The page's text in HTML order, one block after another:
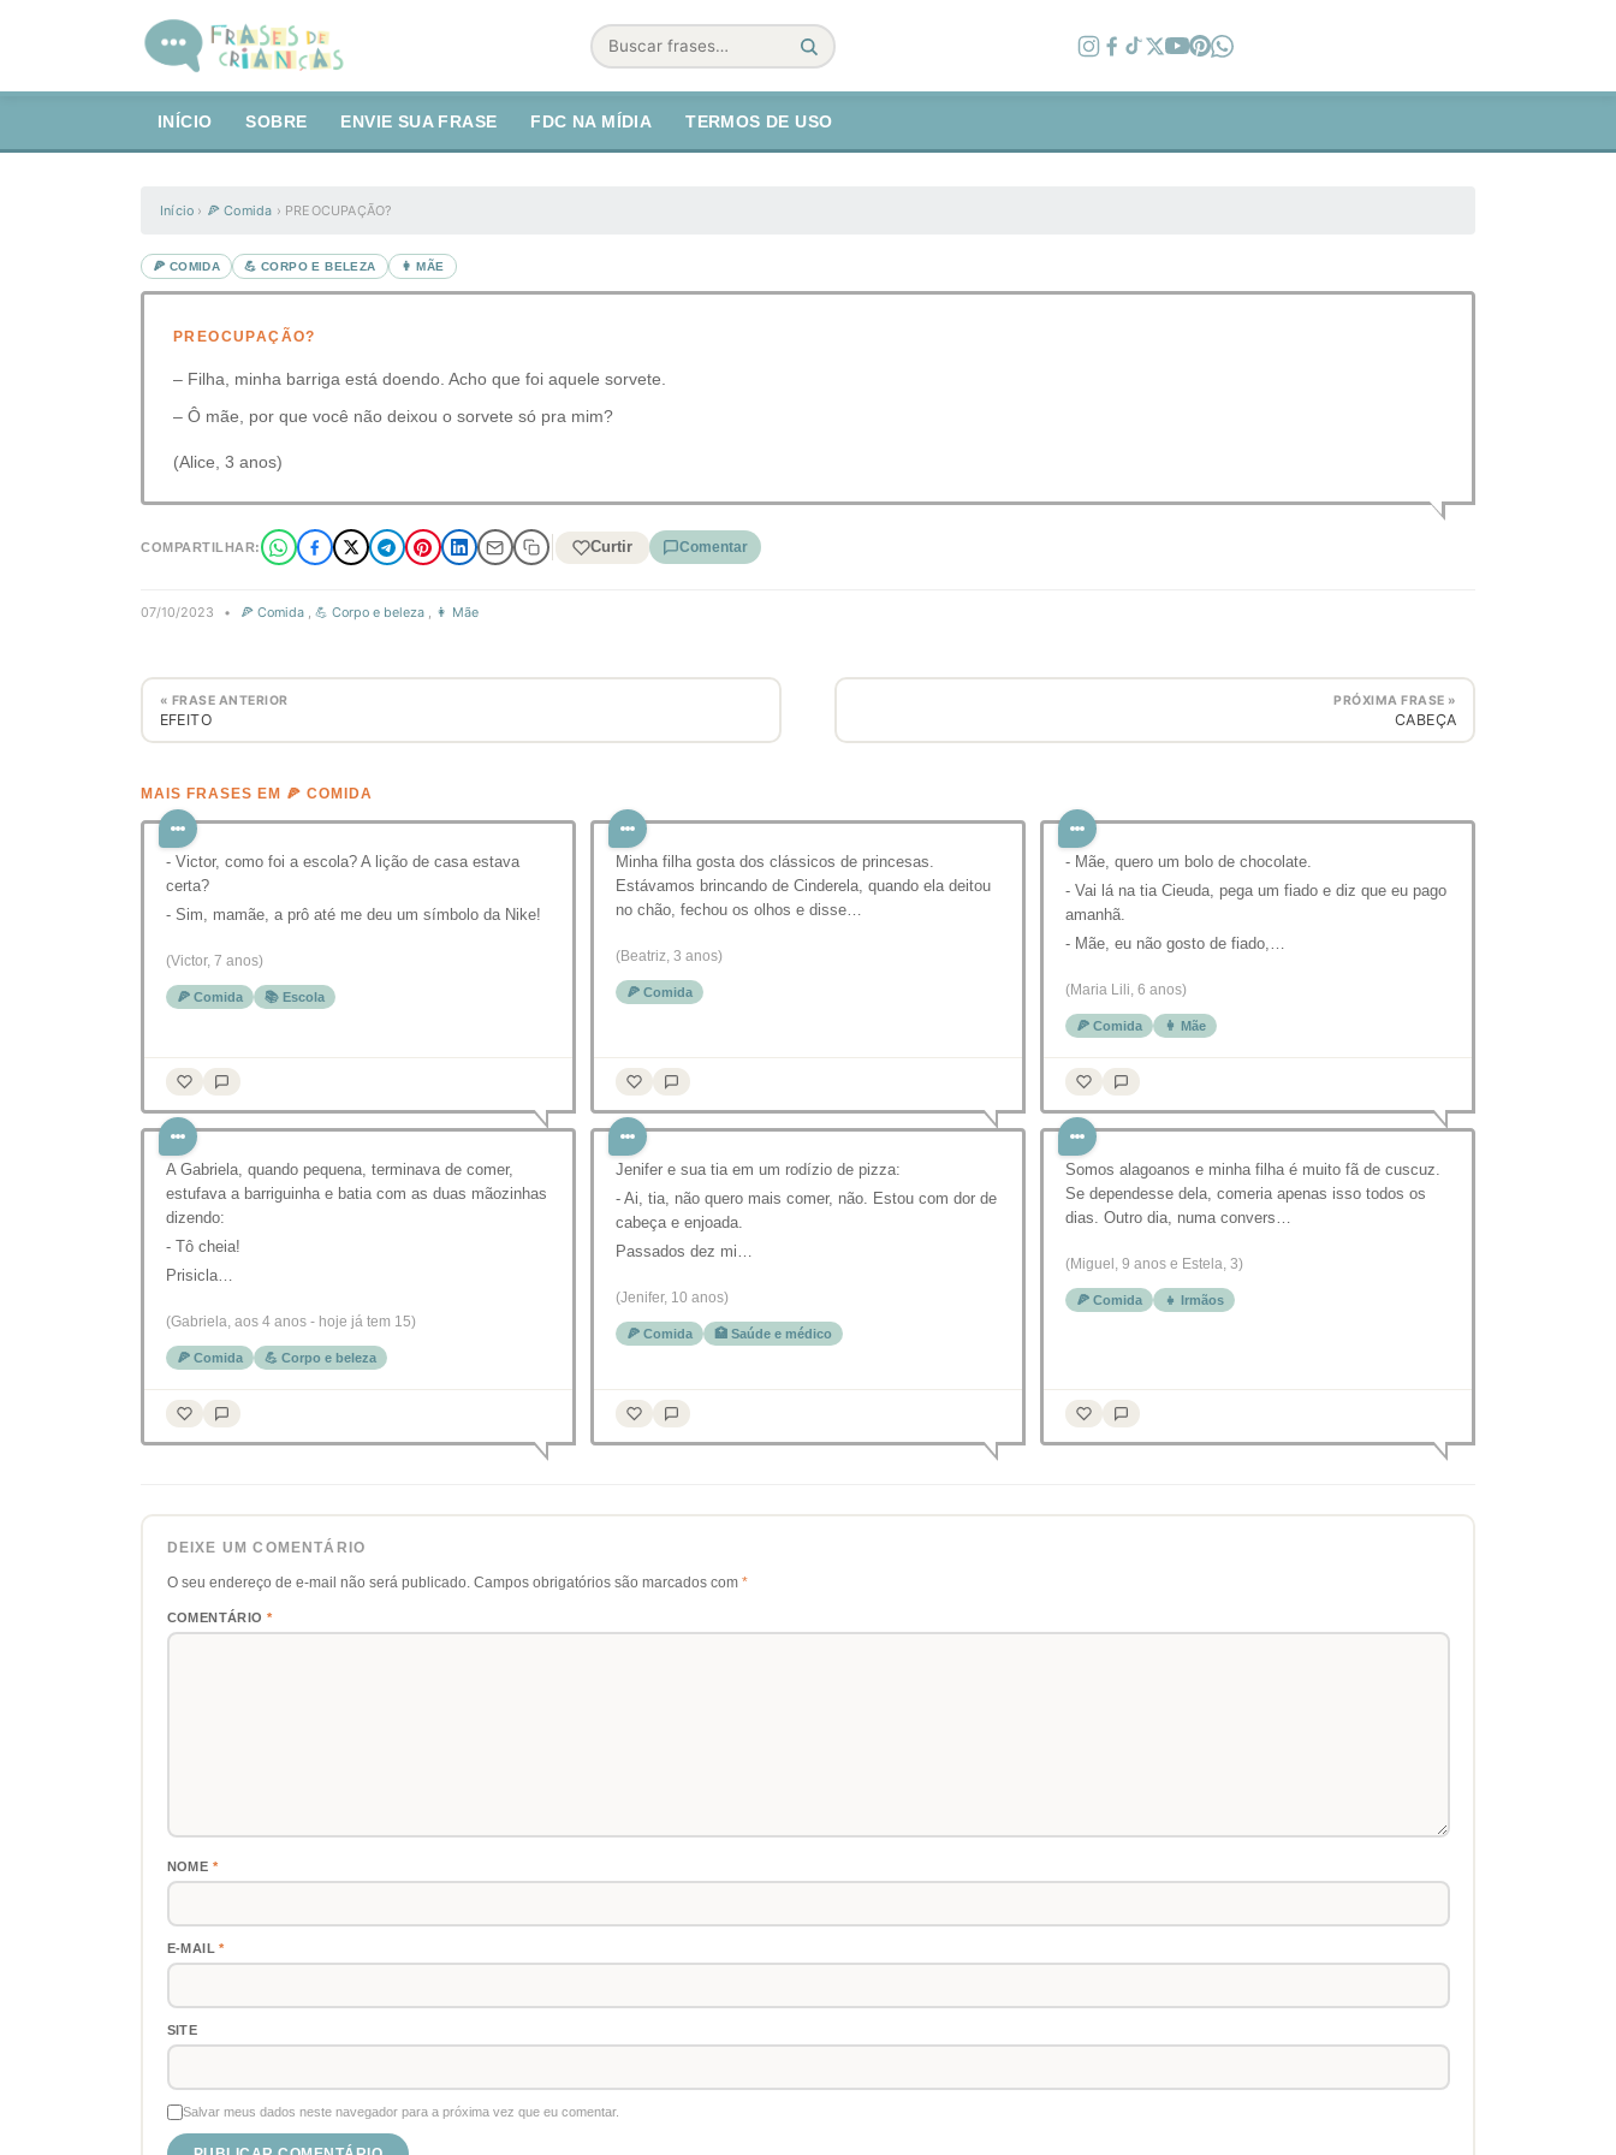
Buscar
INÍCIO SOBRE ENVIE SUA FRASE FDC NA MÍDIA TERMOS DE USO
Início › 🍕 Comida › PREOCUPAÇÃO?
🍕 COMIDA 💪 CORPO E BELEZA 👩 MÃE
PREOCUPAÇÃO?
– Filha, minha barriga está doendo. Acho que foi aquele sorvete.
– Ô mãe, por que você não deixou o sorvete só pra mim?
(Alice, 3 anos)
COMPARTILHAR: Curtir Comentar
07/10/2023 • 🍕 Comida , 💪 Corpo e beleza , 👩 Mãe
« FRASE ANTERIOR
EFEITO
PRÓXIMA FRASE »
CABEÇA
MAIS FRASES EM 🍕 COMIDA
- Victor, como foi a escola? A lição de casa estava
certa?
- Sim, mamãe, a prô até me deu um símbolo da Nike!
(Victor, 7 anos)
🍕 Comida 📚 Escola
Minha filha gosta dos clássicos de princesas.
Estávamos brincando de Cinderela, quando ela deitou
no chão, fechou os olhos e disse…
(Beatriz, 3 anos)
🍕 Comida
- Mãe, quero um bolo de chocolate.
- Vai lá na tia Cieuda, pega um fiado e diz que eu pago
amanhã.
- Mãe, eu não gosto de fiado,…
(Maria Lili, 6 anos)
🍕 Comida 👩 Mãe
A Gabriela, quando pequena, terminava de comer,
estufava a barriguinha e batia com as duas mãozinhas
dizendo:
- Tô cheia!
Prisicla…
(Gabriela, aos 4 anos - hoje já tem 15)
🍕 Comida 💪 Corpo e beleza
Jenifer e sua tia em um rodízio de pizza:
- Ai, tia, não quero mais comer, não. Estou com dor de
cabeça e enjoada.
Passados dez mi…
(Jenifer, 10 anos)
🍕 Comida 🏥 Saúde e médico
Somos alagoanos e minha filha é muito fã de cuscuz.
Se dependesse dela, comeria apenas isso todos os
dias. Outro dia, numa convers…
(Miguel, 9 anos e Estela, 3)
🍕 Comida 👧 Irmãos
DEIXE UM COMENTÁRIO
O seu endereço de e-mail não será publicado. Campos obrigatórios são marcados com *
COMENTÁRIO *
NOME *
E-MAIL*
SITE
Salvar meus dados neste navegador para a próxima vez que eu comentar.